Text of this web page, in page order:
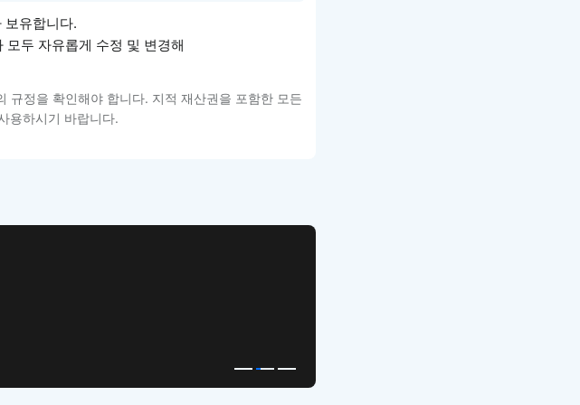
보유합니다.
두 자유롭게 수정 및 변경해
규정을 확인해야 합니다. 지적 재산권을 포함한 모든
용하시기 바랍니다.